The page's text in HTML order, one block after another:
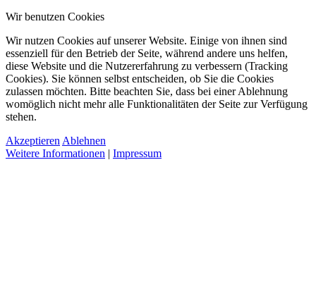
Wir benutzen Cookies
Wir nutzen Cookies auf unserer Website. Einige von ihnen sind
essenziell für den Betrieb der Seite, während andere uns helfen,
diese Website und die Nutzererfahrung zu verbessern (Tracking
Cookies). Sie können selbst entscheiden, ob Sie die Cookies
zulassen möchten. Bitte beachten Sie, dass bei einer Ablehnung
womöglich nicht mehr alle Funktionalitäten der Seite zur Verfügung
stehen.
Akzeptieren Ablehnen
Weitere Informationen | Impressum